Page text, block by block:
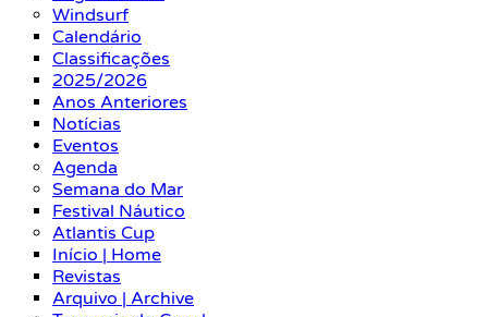
Windsurf
Calendário
Classificações
2025/2026
Anos Anteriores
Notícias
Eventos
Agenda
Semana do Mar
Festival Náutico
Atlantis Cup
Início | Home
Revistas
Arquivo | Archive